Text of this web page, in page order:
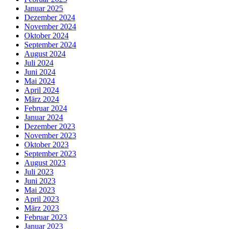
Januar 2025
Dezember 2024
November 2024
Oktober 2024
September 2024
August 2024
Juli 2024
Juni 2024
Mai 2024
April 2024
März 2024
Februar 2024
Januar 2024
Dezember 2023
November 2023
Oktober 2023
September 2023
August 2023
Juli 2023
Juni 2023
Mai 2023
April 2023
März 2023
Februar 2023
Januar 2023